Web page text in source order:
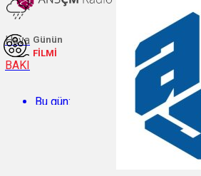
Hava
BAKI
Bu gün:
Temperatur: 29.2°C. Rütubət: 48%.
Günün
FİLMİ